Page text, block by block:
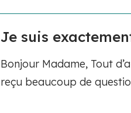
Je suis
Bonjour Madame, Tout
reçu beaucoup de